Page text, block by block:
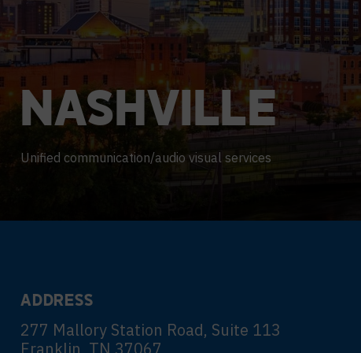
KARRIERE
NASHVILLE
Unified communication/audio visual services
ADDRESS
277 Mallory Station Road, Suite 113
Franklin, TN 37067